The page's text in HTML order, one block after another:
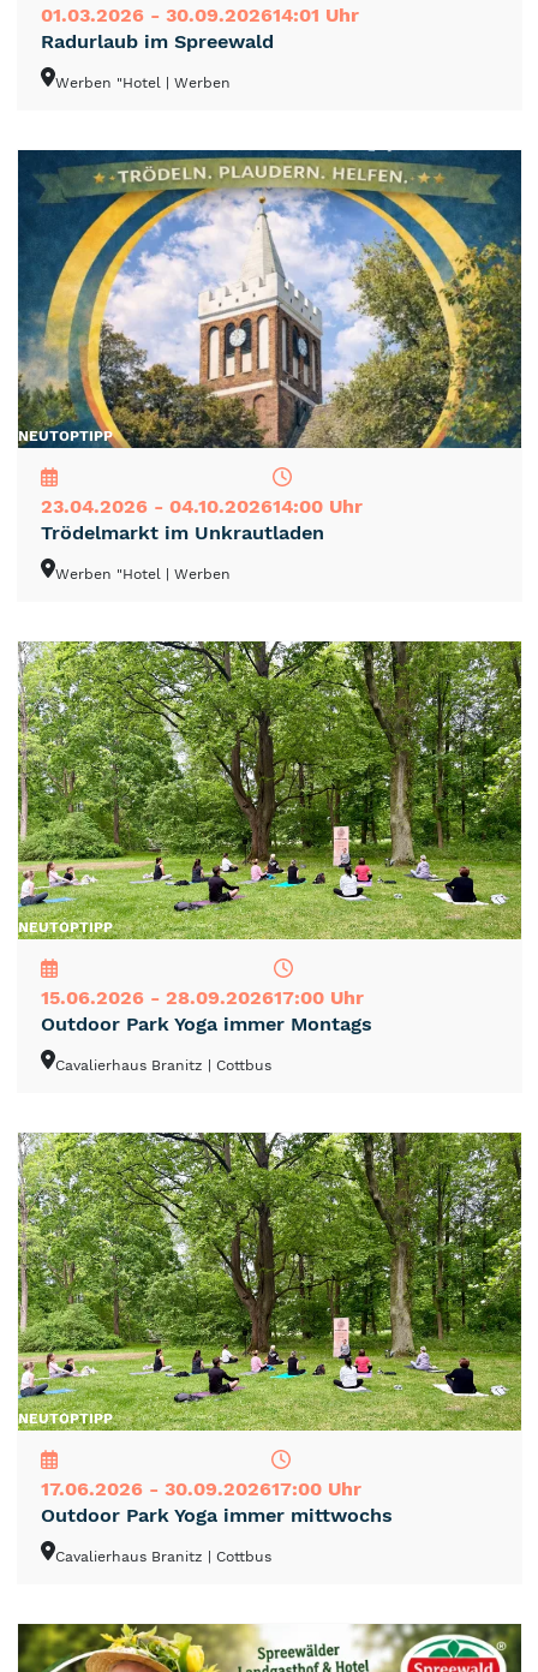
01.03.2026 - 30.09.202614:01 Uhr
Radurlaub im Spreewald
Werben "Hotel | Werben
NEUTOPTIPP
23.04.2026 - 04.10.202614:00 Uhr
Trödelmarkt im Unkrautladen
Werben "Hotel | Werben
NEUTOPTIPP
15.06.2026 - 28.09.202617:00 Uhr
Outdoor Park Yoga immer Montags
Cavalierhaus Branitz | Cottbus
NEUTOPTIPP
17.06.2026 - 30.09.202617:00 Uhr
Outdoor Park Yoga immer mittwochs
Cavalierhaus Branitz | Cottbus